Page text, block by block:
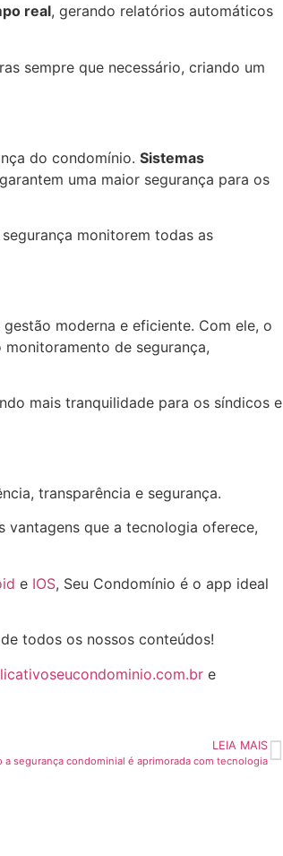
real, gerando relatórios automáticos
sempre que necessário, criando um
do condomínio. Sistemas
uma maior segurança para os
monitorem todas as
moderna e eficiente. Com ele, o
de segurança,
mais tranquilidade para os síndicos e
transparência e segurança.
que a tecnologia oferece,
e IOS, Seu Condomínio é o app ideal
todos os nossos conteúdos!
e
LEIA MAIS
a segurança condominial é aprimorada com tecnologia